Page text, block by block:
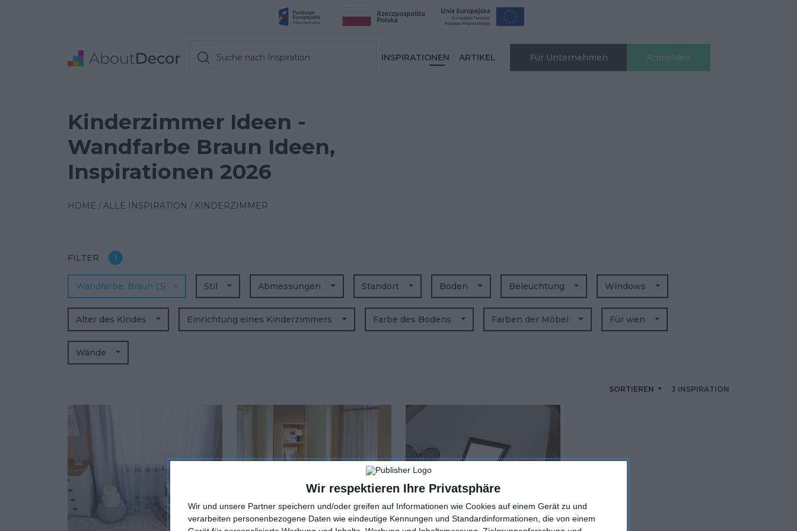
Wir respektieren Ihre Privatsphäre
Wir und unsere Partner speichern und/oder greifen auf Informationen wie Cookies auf einem Gerät zu und
verarbeiten personenbezogene Daten wie eindeutige Kennungen und Standardinformationen, die von einem
Suche nach Inspiration INSPIRATIONEN ARTIKEL Für Unternehmen Anmelden
Kinderzimmer Ideen -
Wandfarbe Braun Ideen,
Inspirationen 2026
HOME ALLE INSPIRATION KINDERZIMMER
FILTER 1
SORTIEREN 3 INSPIRATION
Stil Abmessungen Standort Boden Beleuchtung Windows
Alter des Kindes Einrichtung eines Kinderzimmers Farbe des Bodens Farben der Möbel Für wen
Wände
Braun (3)
Wandfarbe